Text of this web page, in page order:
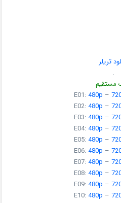
تریلر
.
مستقیم
E01:480p –
E02:480p –
E03:480p –
E04:480p –
E05:480p –
E06:480p –
E07:480p –
E08:480p –
E09:480p –
E10:480p –